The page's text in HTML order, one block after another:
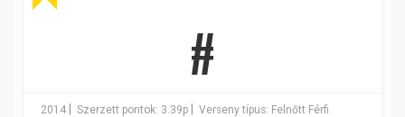
#
2014 Szerzett pontok: 3.39p Verseny típus: Felnőtt Férfi